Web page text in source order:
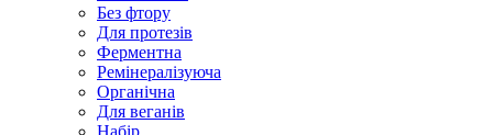
Без фтору
Для протезів
Ферментна
Ремінералізуюча
Органічна
Для веганів
Набір